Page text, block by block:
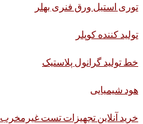
توری استیل ورق فنری بهلر
تولید کننده کوپلر
خط تولید گرانول پلاستیک
هود شیمیایی
خرید آنلاین تجهیزات تست غیرمخرب NDT